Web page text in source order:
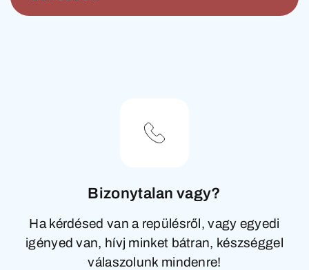
Bizonytalan vagy?
Ha kérdésed van a repülésről, vagy egyedi
igényed van, hívj minket bátran, készséggel
válaszolunk mindenre!